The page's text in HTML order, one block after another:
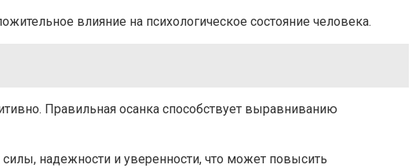
влияние на психологическое состояние человека.
Правильная осанка способствует выравниванию
надежности и уверенности, что может повысить